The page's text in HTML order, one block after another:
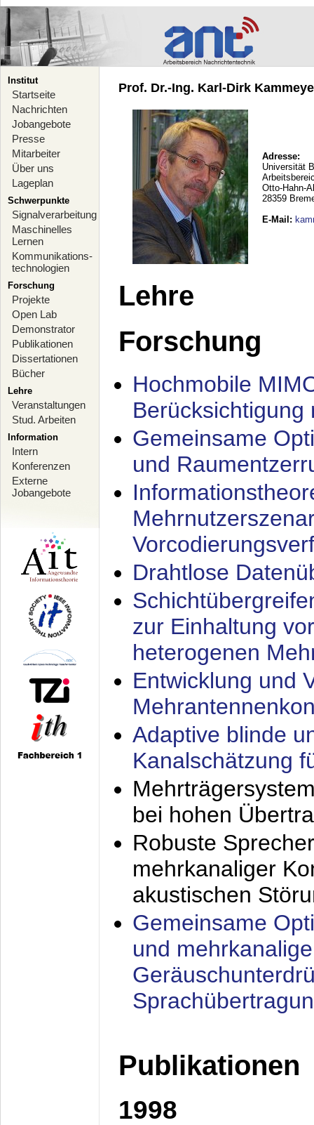
Institut
Startseite
Nachrichten
Jobangebote
Presse
Mitarbeiter
Über uns
Lageplan
Schwerpunkte
Signalverarbeitung
Maschinelles
Lernen
Kommunikations-
technologien
Forschung
Projekte
Open Lab
Demonstrator
Publikationen
Dissertationen
Bücher
Lehre
Veranstaltungen
Stud. Arbeiten
Information
Intern
Konferenzen
Externe
Jobangebote
Prof. Dr.-Ing. Karl-Dirk
Adresse:
Universität
Otto-Hahn-
28359
E-Mail :
Lehre
Forschung
Hochmobile
Berücksichtigung
Gemeinsame
und
Drahtlose
zur Einhaltung
heterogenen
Entwicklung und
Adaptive blinde
Kanalschätzung
bei hohen
Robuste
mehrkanaliger
akustischen
Gemeinsame
und
Publikationen
1998